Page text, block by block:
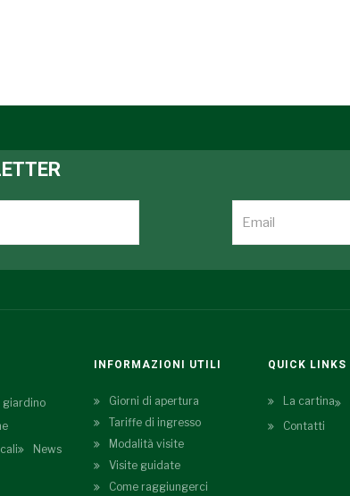
Il giardino
News
INFORMAZIONI UTILI
Giorni di apertura
Tariffe di ingresso
Modalità visite
Visite guidate
Come raggiungerci
QUICK LINKS
La cartina
Contatti